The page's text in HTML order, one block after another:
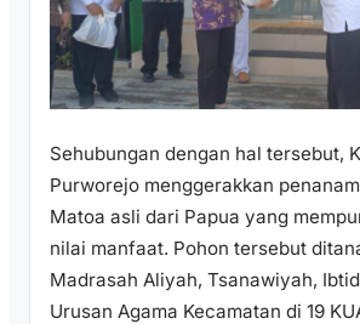
Sehubungan dengan hal tersebut,
Purworejo menggerakkan
Matoa asli dari Papua yang
nilai manfaat. Pohon tersebut
Madrasah Aliyah, Tsanawiyah,
Urusan Agama Kecamatan di 19